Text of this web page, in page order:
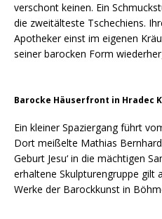
verschont keinen. Ein
die zweitälteste Tschechiens.
Apotheker einst im eigenen
seiner barocken Form
Barocke Häuserfront in Hradec
Ein kleiner Spaziergang führt
Dort meißelte Mathias
Geburt Jesu‘ in die mächtigen
erhaltene Skulpturengruppe gilt
Werke der Barockkunst in